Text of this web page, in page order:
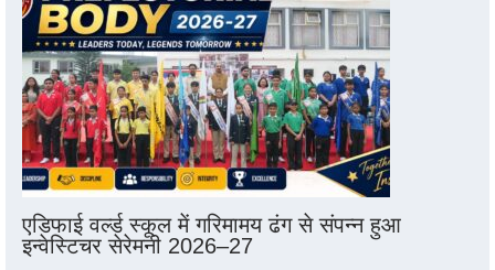
एडिफाई वर्ल्ड स्कूल में गरिमामय ढंग से संपन्न हुआ
इन्वेस्टिचर सेरेमनी 2026–27